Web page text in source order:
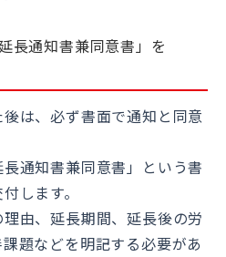
長通知書兼同意書」を
は、必ず書面で通知と同意
通知書兼同意書」という書
します。
由、延長期間、延長後の労
題などを明記する必要があ